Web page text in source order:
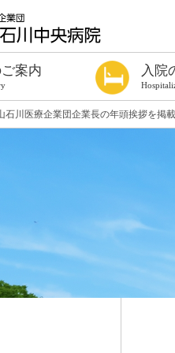
案内
方
方（過去に受診したことのある方）
査を受ける方へ
ン外来
ー
り
入院
入院の手続き
入院の準備
手術や出血を伴
個室のご案内
病棟設備
入院中の生活
入院中のお願い
お見舞い・面会
入院費用につい
退院について
相談窓口
施設案内
医療安全対策
感染防止対策
当院を受診され
入院のご案内パ
石川医療企業団企業長の年頭挨拶を掲